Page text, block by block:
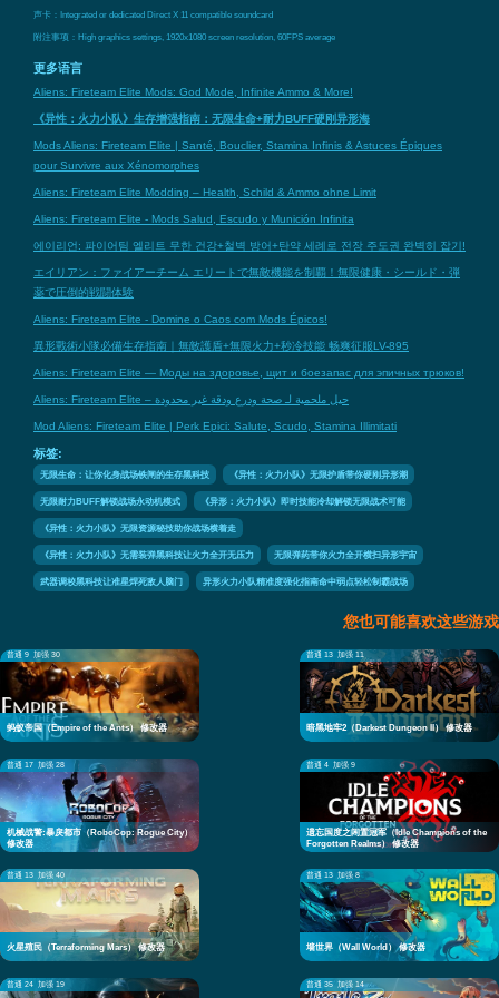
声卡：Integrated or dedicated Direct X 11 compatible soundcard
附注事项：High graphics settings, 1920x1080 screen resolution, 60FPS average
更多语言
Aliens: Fireteam Elite Mods: God Mode, Infinite Ammo & More!
《异性：火力小队》生存增强指南：无限生命+耐力BUFF硬刚异形海
Mods Aliens: Fireteam Elite | Santé, Bouclier, Stamina Infinis & Astuces Épiques
pour Survivre aux Xénomorphes
Aliens: Fireteam Elite Modding – Health, Schild & Ammo ohne Limit
Aliens: Fireteam Elite - Mods Salud, Escudo y Munición Infinita
에이리언: 파이어팀 엘리트 무한 건강+철벽 방어+탄약 세례로 전장 주도권 완벽히 잡기!
エイリアン：ファイアーチーム エリートで無敵機能を制覇！無限健康・シールド・弾
薬で圧倒的戦闘体験
Aliens: Fireteam Elite - Domine o Caos com Mods Épicos!
異形戰術小隊必備生存指南｜無敵護盾+無限火力+秒冷技能 畅爽征服LV-895
Aliens: Fireteam Elite — Моды на здоровье, щит и боезапас для эпичных трюков!
Aliens: Fireteam Elite – حيل ملحمية لـ صحة ودرع ودقة غير محدودة
Mod Aliens: Fireteam Elite | Perk Epici: Salute, Scudo, Stamina Illimitati
标签:
无限生命：让你化身战场铁闸的生存黑科技 《异性：火力小队》无限护盾带你硬刚异形潮
无限耐力BUFF解锁战场永动机模式 《异形：火力小队》即时技能冷却解锁无限战术可能
《异性：火力小队》无限资源秘技助你战场横着走
《异性：火力小队》无需装弹黑科技让火力全开无压力 无限弹药带你火力全开横扫异形宇宙
武器调校黑科技让准星焊死敌人脑门 异形火力小队精准度强化指南命中弱点轻松制霸战场
您也可能喜欢这些游戏
普通 9 加强 30
蚂蚁帝国（Empire of the Ants） 修改器
普通 13 加强 11
暗黑地牢2（Darkest Dungeon II） 修改器
普通 17 加强 28
机械战警:暴戾都市（RoboCop: Rogue City）
修改器
普通 4 加强 9
遗忘国度之闲置冠军（Idle Champions of the
Forgotten Realms） 修改器
普通 13 加强 40
火星殖民（Terraforming Mars） 修改器
普通 13 加强 8
墙世界（Wall World） 修改器
普通 24 加强 19 普通 35 加强 14